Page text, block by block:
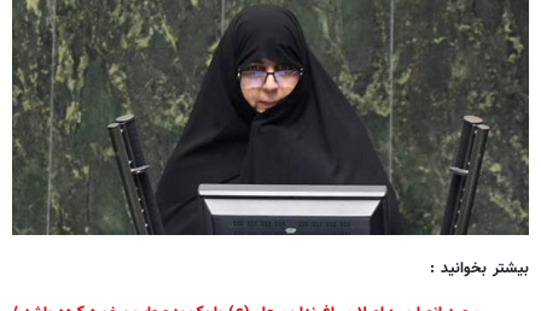
بیشتر بخوانید :